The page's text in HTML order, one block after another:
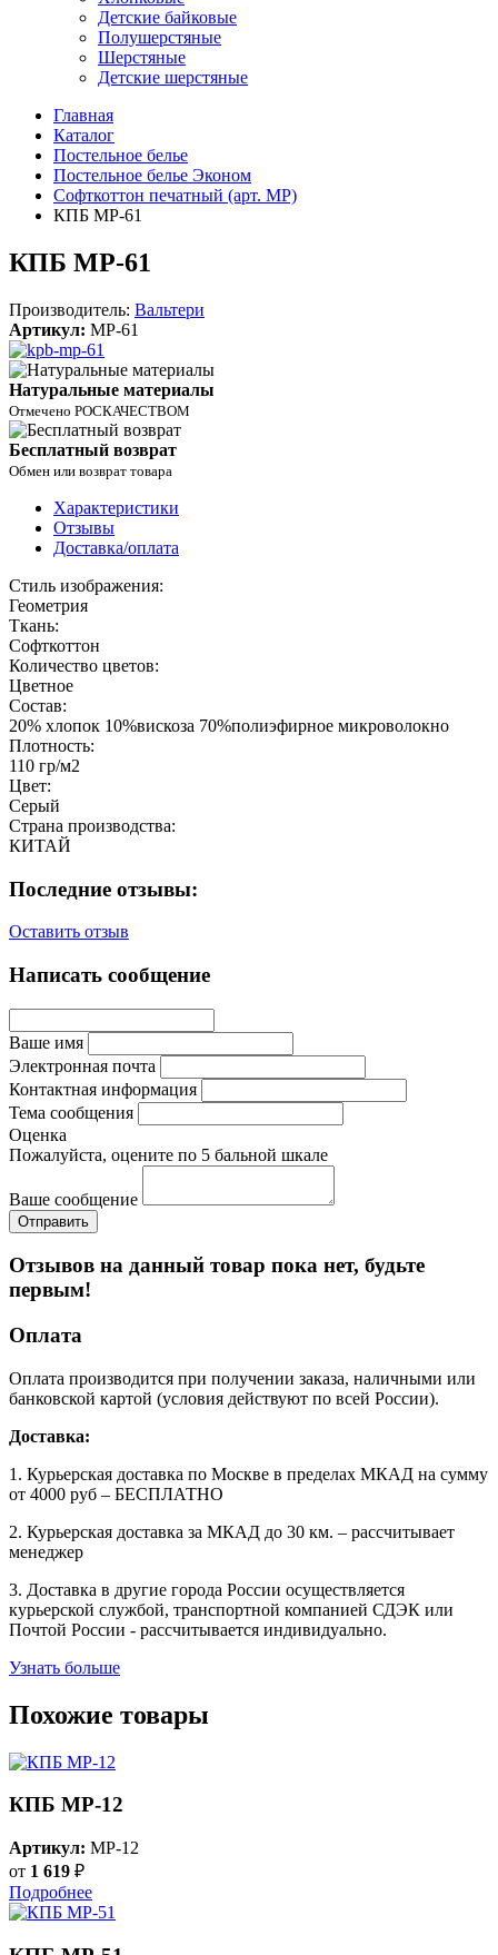
Детские байковые
Полушерстяные
Шерстяные
Детские шерстяные
Главная
Каталог
Постельное белье
Постельное белье Эконом
Софткоттон печатный (арт. MР)
КПБ MP-61
КПБ MP-61
Производитель: Вальтери
Артикул: MP-61
Натуральные материалы
Отмечено РОСКАЧЕСТВОМ
Бесплатный возврат
Обмен или возврат товара
Характеристики
Отзывы
Доставка/оплата
Стиль изображения:
Геометрия
Ткань:
Софткоттон
Количество цветов:
Цветное
Состав:
20% хлопок 10%вискоза 70%полиэфирное микроволокно
Плотность:
110 гр/м2
Цвет:
Серый
Страна производства:
КИТАЙ
Последние отзывы:
Оставить отзыв
Написать сообщение
Ваше имя
Электронная почта
Контактная информация
Тема сообщения
Оценка
Пожалуйста, оцените по 5 бальной шкале
Ваше сообщение
Отзывов на данный товар пока нет, будьте
первым!
Оплата
Оплата производится при получении заказа, наличными или
банковской картой (условия действуют по всей России).
Доставка:
1. Курьерская доставка по Москве в пределах МКАД на сумму
от 4000 руб – БЕСПЛАТНО
2. Курьерская доставка за МКАД до 30 км. – рассчитывает
менеджер
3. Доставка в другие города России осуществляется
курьерской службой, транспортной компанией СДЭК или
Почтой России - рассчитывается индивидуально.
Узнать больше
Похожие товары
КПБ MP-12
Артикул: MP-12
от 1 619 ₽
Подробнее